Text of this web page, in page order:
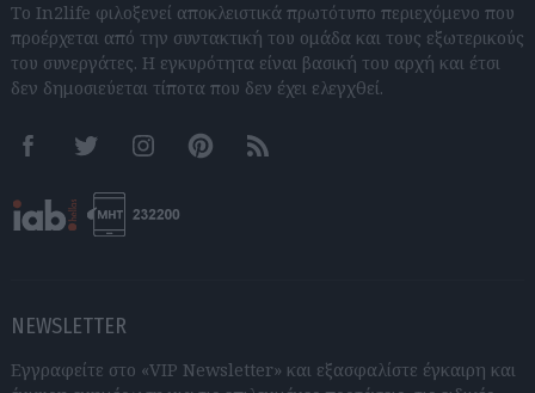
Το In2life φιλοξενεί αποκλειστικά πρωτότυπο περιεχόμενο που
προέρχεται από την συντακτική του ομάδα και τους εξωτερικούς
του συνεργάτες. Η εγκυρότητα είναι βασική του αρχή και έτσι
δεν δημοσιεύεται τίποτα που δεν έχει ελεγχθεί.
FacebookTwitter InstagramPinterestRSS feeds
NEWSLETTER
Εγγραφείτε στο «VIP Newsletter» και εξασφαλίστε έγκαιρη και